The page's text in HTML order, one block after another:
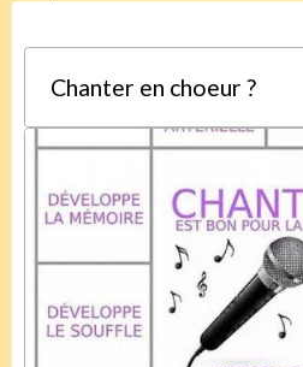
Chanter en choeur ?